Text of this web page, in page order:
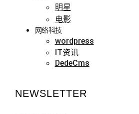
明星
电影
网络科技
wordpress
IT资讯
DedeCms
NEWSLETTER